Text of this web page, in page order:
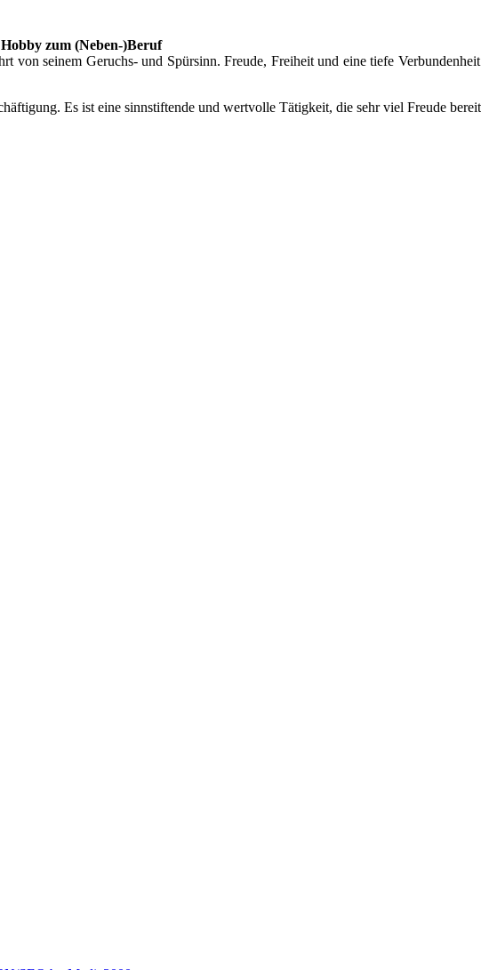
zum (Neben-)Beruf
von seinem Geruchs- und Spürsinn. Freude, Freiheit und eine tiefe
Es ist eine sinnstiftende und wertvolle Tätigkeit, die sehr viel Freude